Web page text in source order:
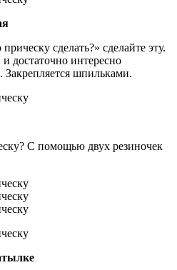
сделать?» сделайте эту.
достаточно интересно
Закрепляется шпильками.
С помощью двух резиночек